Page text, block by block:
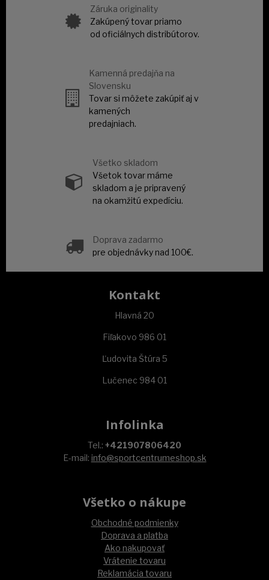
Záruka originality
Zakúpený tovar priamo
od oficiálnych distribútorov.
Kamenná predajňa na
Slovensku
Tovar si môžete zakúpiť aj v
kamených
predajniach.
Všetko skladom
Všetok tovar máme
skladom a je pripravený
na okamžitú expedíciu.
Doprava zadarmo
pre objednávky nad 100€.
Kontakt
Hlavná 20
Fiľakovo 986 01
Ľudovita Štúra 5
Lučenec 984 01
Infolinka
Tel.: +421907806420
E-mail: info@sportcentrumeshop.sk
Všetko o nákupe
Obchodné podmienky
Doprava a platba
Ako nakupovať
Vrátenie tovaru
Reklamácia tovaru